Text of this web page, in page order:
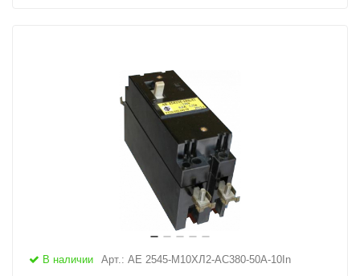
В наличии Арт.: АЕ 2545-М10ХЛ2-AC380-50А-10In